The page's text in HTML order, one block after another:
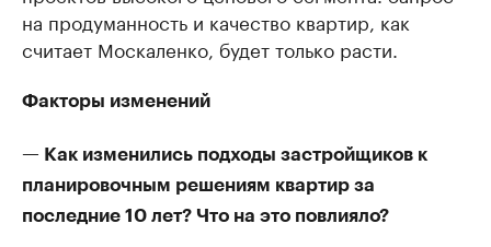
на продуманность и качество квартир, как
считает Москаленко, будет только расти.
Факторы изменений
— Как изменились подходы застройщиков к
планировочным решениям квартир за
последние 10 лет? Что на это повлияло?